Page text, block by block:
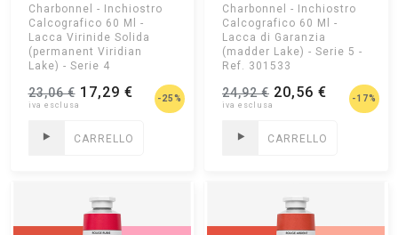
Charbonnel - Inchiostro
Calcografico 60 Ml -
Lacca Virinide Solida
(permanent Viridian
Lake) - Serie 4
23,06 €17,29 € -25%
CARRELLO
Charbonnel - Inchiostro
Calcografico 60 Ml -
Lacca di Garanzia
(madder Lake) - Serie 5 -
Ref. 301533
24,92 € 20,56 € -17%
CARRELLO